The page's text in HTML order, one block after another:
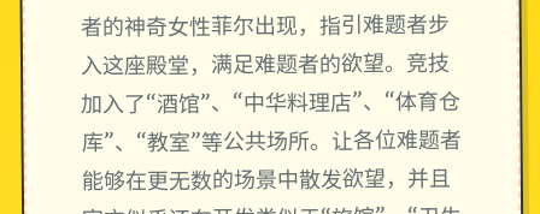
者的神奇女性菲尔出现，指引难题者步
入这座殿堂，满足难题者的欲望。竞技
加入了“酒馆”、“中华料理店”、“体育仓
库”、“教室”等公共场所。让各位难题者
能够在更无数的场景中散发欲望，并且